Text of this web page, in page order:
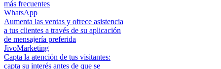
más frecuentes
WhatsApp
Aumenta las ventas y ofrece asistencia
a tus clientes a través de su aplicación
de mensajería preferida
JivoMarketing
Capta la atención de tus visitantes:
capta su interés antes de que se